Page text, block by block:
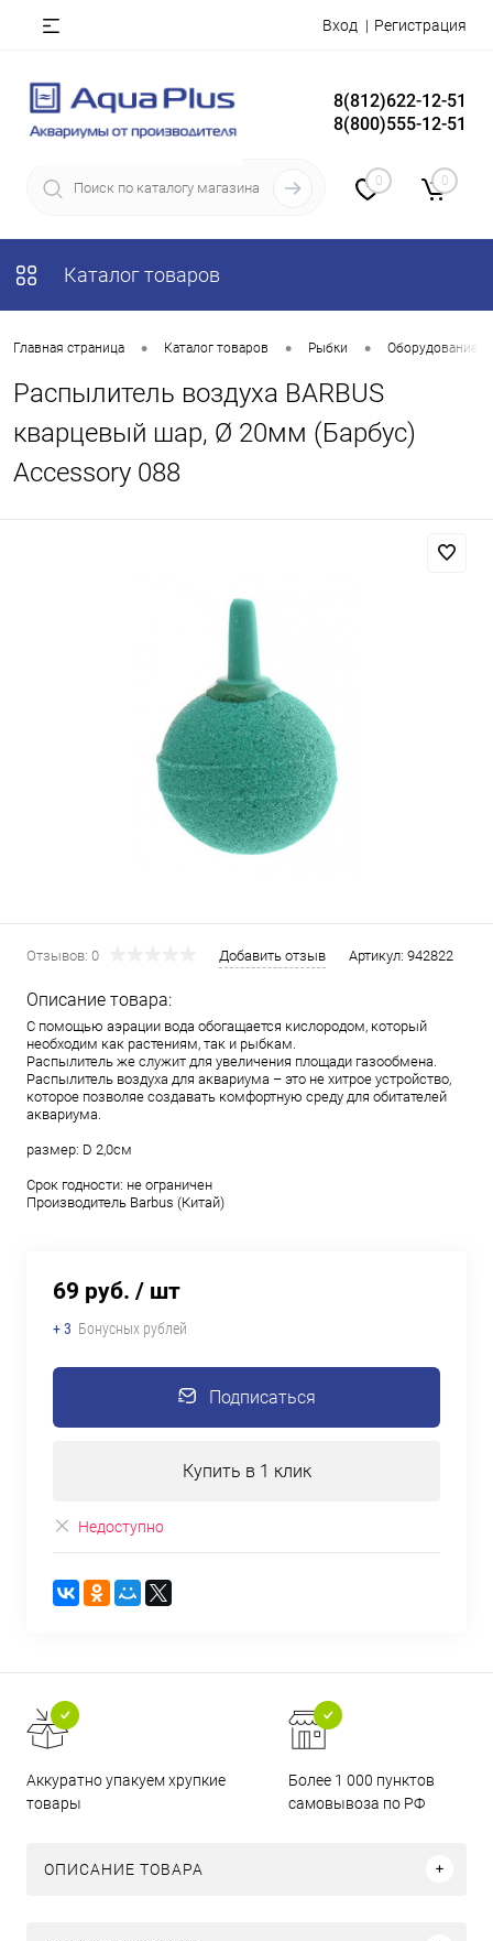
Вход Регистрация
8(812)622-12-51
8(800)555-12-51
0 0
Каталог товаров
Главная страница • Каталог товаров • Рыбки • Оборудование
Распылитель воздуха BARBUS
кварцевый шар, Ø 20мм (Барбус)
Accessory 088
Отзывов: 0 Добавить отзыв Артикул: 942822
Описание товара:
С помощью аэрации вода обогащается кислородом, который
необходим как растениям, так и рыбкам.
Распылитель же служит для увеличения площади газообмена.
Распылитель воздуха для аквариума – это не хитрое устройство,
которое позволяе создавать комфортную среду для обитателей
аквариума.
размер: D 2,0см
Срок годности: не ограничен
Производитель Barbus (Китай)
69 руб. / шт
+ 3 Бонусных рублей
Подписаться
Купить в 1 клик
Недоступно
Аккуратно упакуем хрупкие
товары
Более 1 000 пунктов
самовывоза по РФ
ОПИСАНИЕ ТОВАРА